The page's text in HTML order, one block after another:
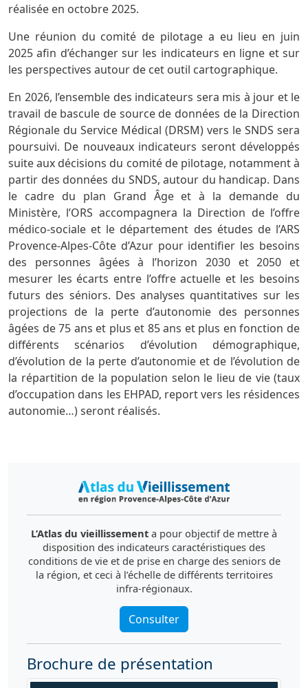
réalisée en octobre 2025.
Une réunion du comité de pilotage a eu lieu en juin
2025 afin d’échanger sur les indicateurs en ligne et sur
les perspectives autour de cet outil cartographique.
En 2026, l’ensemble des indicateurs sera mis à jour et le
travail de bascule de source de données de la Direction
Régionale du Service Médical (DRSM) vers le SNDS sera
poursuivi. De nouveaux indicateurs seront développés
suite aux décisions du comité de pilotage, notamment à
partir des données du SNDS, autour du handicap. Dans
le cadre du plan Grand Âge et à la demande du
Ministère, l’ORS accompagnera la Direction de l’offre
médico-sociale et le département des études de l’ARS
Provence-Alpes-Côte d’Azur pour identifier les besoins
des personnes âgées à l’horizon 2030 et 2050 et
mesurer les écarts entre l’offre actuelle et les besoins
futurs des séniors. Des analyses quantitatives sur les
projections de la perte d’autonomie des personnes
âgées de 75 ans et plus et 85 ans et plus en fonction de
différents scénarios d’évolution démographique,
d’évolution de la perte d’autonomie et de l’évolution de
la répartition de la population selon le lieu de vie (taux
d’occupation dans les EHPAD, report vers les résidences
autonomie…) seront réalisés.
L’Atlas du vieillissement a pour objectif de mettre à
disposition des indicateurs caractéristiques des
conditions de vie et de prise en charge des seniors de
la région, et ceci à l’échelle de différents territoires
infra-régionaux.
Consulter
Brochure de présentation